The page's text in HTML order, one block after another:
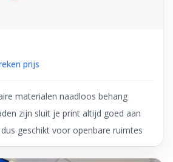
prijs
materialen naadloos behang
zijn sluit je print altijd goed aan
geschikt voor openbare ruimtes